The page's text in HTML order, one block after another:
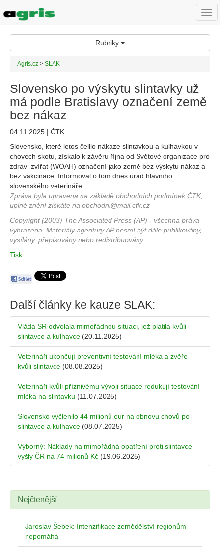
Rubriky
Agris.cz > SLAK
Slovensko po výskytu slintavky už
má podle Bratislavy označení země
bez nákaz
04.11.2025 | ČTK
Slovensko, které letos čelilo nákaze slintavkou a kulhavkou v
chovech skotu, získalo k závěru října od Světové organizace pro
zdraví zvířat (WOAH) označení jako země bez výskytu nákaz a
bez vakcinace. Informoval o tom dnes úřad hlavního
slovenského veterináře.
Zpráva byla upravena na základě obchodních podmínek ČTK,
uplné znění získáte na obchodni@mail.ctk.cz
Copyright (2003) The Associated Press (AP) - všechna práva
vyhrazena. Materiály agentury AP nesmí být dále publikovány,
vysílány, přepisovány nebo redistribuovány.
Tisk
Další články ke kauze SLAK:
Vláda SR odvolala mimořádnou situaci, jež platila kvůli
slintavce a kulhavce (20.11.2025)
Veterináři ukončují preventivní testování mléka a zvěře
kvůli slintavce (08.08.2025)
Veterináři kvůli příznivému vývoji situace redukují testování
mléka na slintavku (11.07.2025)
Slovensko vyčlenilo 44 milionů eur na obnovu chovů po
slintavce a kulhavce (08.07.2025)
Výborný: Náklady na mimořádná opatření proti slintavce
vyšly ČR na 74 milionů Kč (19.06.2025)
Nejčtenější
Jaroslav Šebek: Intenzifikace zemědělství regionům
nepomáhá